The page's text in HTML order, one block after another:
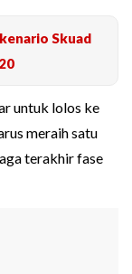
Skuad
untuk lolos ke
meraih satu
terakhir fase